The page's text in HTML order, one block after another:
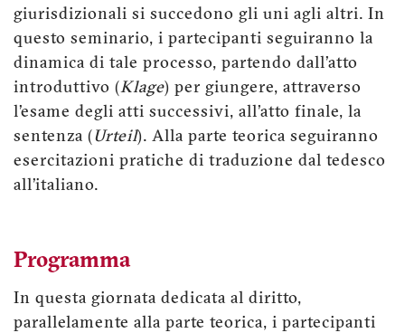
giurisdizionali si succedono gli uni agli altri. In
questo seminario, i partecipanti seguiranno la
dinamica di tale processo, partendo dall’atto
introduttivo (Klage) per giungere, attraverso
l’esame degli atti successivi, all’atto finale, la
sentenza ( Urteil). Alla parte teorica seguiranno
esercitazioni pratiche di traduzione dal tedesco
all’italiano.
Programma
In questa giornata dedicata al diritto,
parallelamente alla parte teorica, i partecipanti